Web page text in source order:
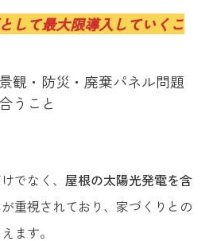
して最大限導入していくこ
観・防災・廃棄パネル問題
うこと
でなく、屋根の太陽光発電を含
が重視されており、家づくりとの
ます。